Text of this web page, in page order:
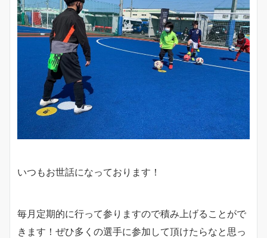
いつもお世話になっております！
毎月定期的に行って参りますので積み上げることがで
きます！ぜひ多くの選手に参加して頂けたらなと思っ